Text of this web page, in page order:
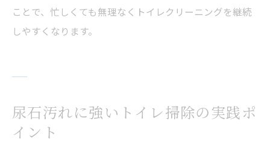
ことで、忙しくても無理なくトイレクリーニングを継続
しやすくなります。
尿石汚れに強いトイレ掃除の実践ポ
イント